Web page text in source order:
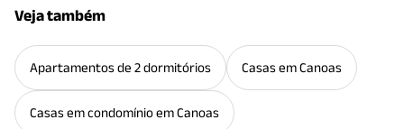
Veja também
Apartamentos de 2 dormitórios
Casas em Canoas
Casas em condomínio em Canoas